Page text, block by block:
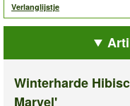
Verlanglijstje
Winterharde
Marvel'